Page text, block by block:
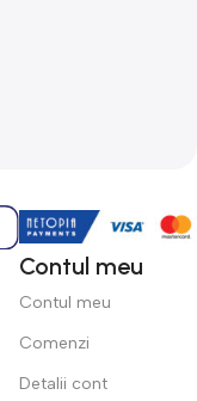
Contul meu
Contul meu
Comenzi
Detalii cont